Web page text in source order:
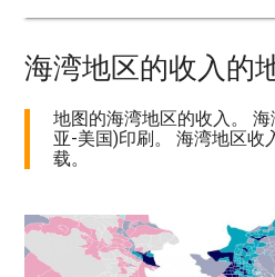
海湾地区的收入的
地图的海湾地区的收入。
亚-美国)印刷。 海湾地区收
载。